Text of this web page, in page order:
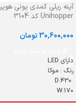
آینه ریلی کمدی یونی هوپر
Unihopper کد 3104
30,600,000تومان
دارای LED
رنگ : موکا
W:170
H:1050